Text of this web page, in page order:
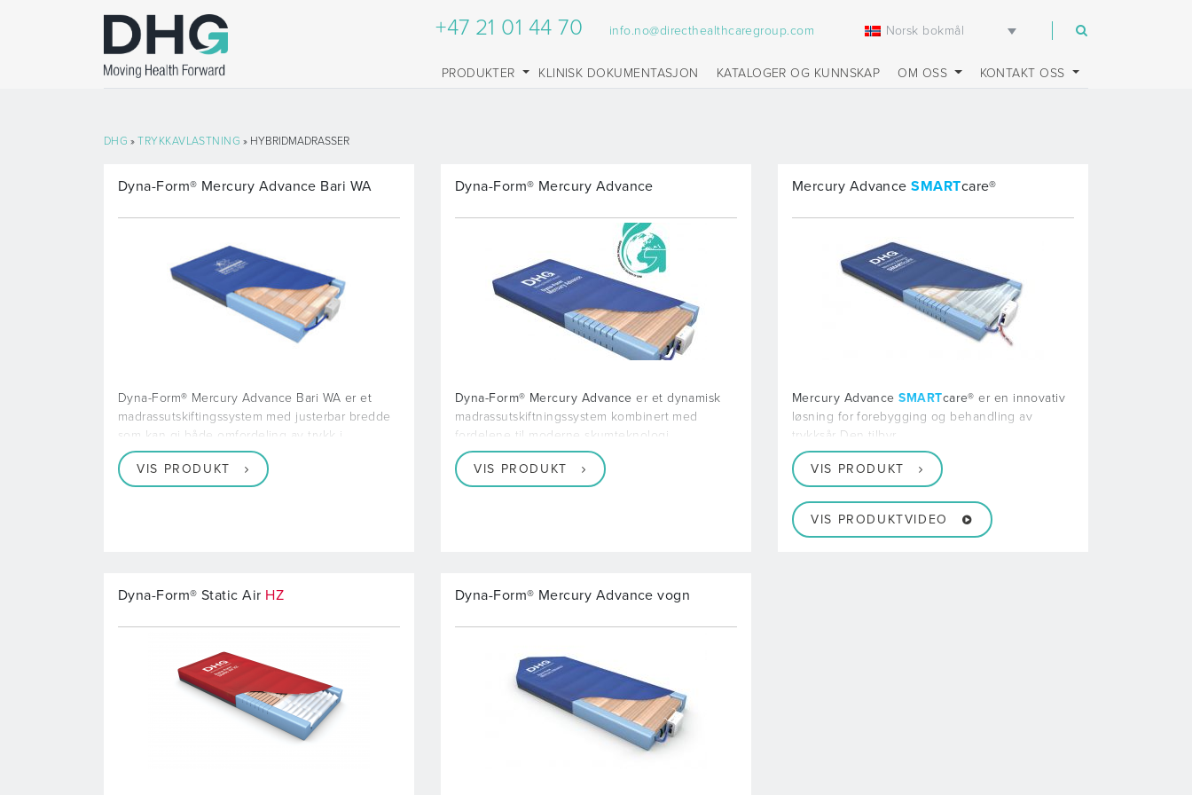
+47 21 01 44 70 info.no@directhealthcaregroup.com Norsk bokmål
PRODUKTER KLINISK DOKUMENTASJON KATALOGER OG KUNNSKAP OM OSS KONTAKT OSS
DHG »TRYKKAVLASTNING » HYBRIDMADRASSER
Dyna-Form® Mercury Advance Bari WA
Dyna-Form® Mercury Advance Bari WA er et
madrassutskiftingssystem med justerbar bredde
som kan gi både omfordeling av trykk i
VIS PRODUKT
Dyna-Form® Mercury Advance
Dyna-Form® Mercury Advance er et dynamisk
madrassutskiftningssystem kombinert med
fordelene til moderne skumteknologi
VIS PRODUKT
Mercury AdvanceSMARTcare®
Mercury Advance SMARTcare® er en innovativ
løsning for forebygging og behandling av
trykksår Den tilbyr
VIS PRODUKT
VIS PRODUKTVIDEO
Dyna-Form® Static Air HZ Dyna-Form® Mercury Advance vogn